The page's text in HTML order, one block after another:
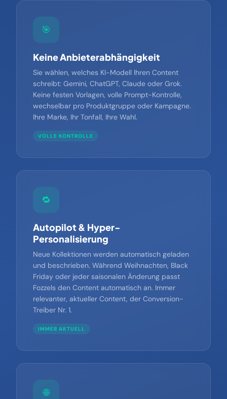
Keine Anbieterabhängigkeit
Sie wählen, welches KI-Modell Ihren Content
schreibt: Gemini, ChatGPT, Claude oder Grok.
Keine festen Vorlagen, volle Prompt-Kontrolle,
wechselbar pro Produktgruppe oder Kampagne.
Autopilot & Hyper-
Personalisierung
Neue Kollektionen werden automatisch geladen
und beschrieben. Während Weihnachten, Black
Friday oder jeder saisonalen Änderung passt
Fozzels den Content automatisch an. Immer
relevanter, aktueller Content, der Conversion-